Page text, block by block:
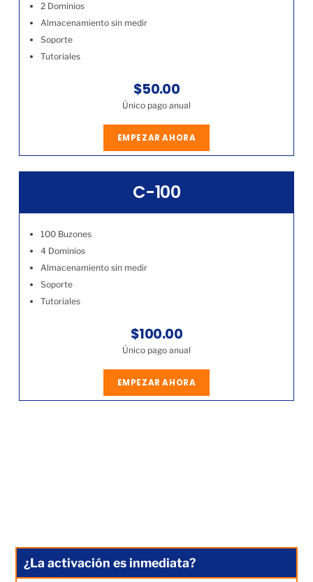
2 Dominios
Almacenamiento sin medir
Soporte
Tutoriales
$50.00
Único pago anual
EMPEZAR AHORA
C-100
100 Buzones
4 Dominios
Almacenamiento sin medir
Soporte
Tutoriales
$100.00
Único pago anual
EMPEZAR AHORA
¿La activación es inmediata?